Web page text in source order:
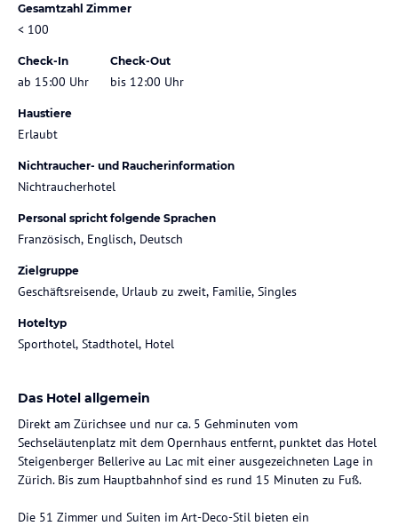
Gesamtzahl Zimmer
< 100
Check-In
ab 15:00 Uhr
Check-Out
bis 12:00 Uhr
Haustiere
Erlaubt
Nichtraucher- und Raucherinformation
Nichtraucherhotel
Personal spricht folgende Sprachen
Französisch, Englisch, Deutsch
Zielgruppe
Geschäftsreisende, Urlaub zu zweit, Familie, Singles
Hoteltyp
Sporthotel, Stadthotel, Hotel
Das Hotel allgemein
Direkt am Zürichsee und nur ca. 5 Gehminuten vom
Sechseläutenplatz mit dem Opernhaus entfernt, punktet das Hotel
Steigenberger Bellerive au Lac mit einer ausgezeichneten Lage in
Zürich. Bis zum Hauptbahnhof sind es rund 15 Minuten zu Fuß.
Die 51 Zimmer und Suiten im Art-Deco-Stil bieten ein